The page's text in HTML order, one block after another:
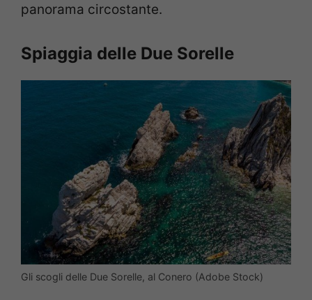
panorama circostante.
Spiaggia delle Due Sorelle
Gli scogli delle Due Sorelle, al Conero (Adobe Stock)